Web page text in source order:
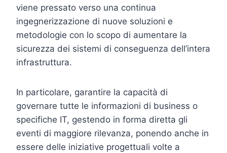
viene pressato verso una continua
ingegnerizzazione di nuove soluzioni e
metodologie con lo scopo di aumentare la
sicurezza dei sistemi di conseguenza dell’intera
infrastruttura.
In particolare, garantire la capacità di
governare tutte le informazioni di business o
specifiche IT, gestendo in forma diretta gli
eventi di maggiore rilevanza, ponendo anche in
essere delle iniziative progettuali volte a